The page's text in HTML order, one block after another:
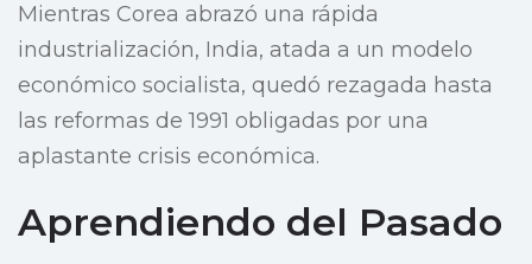
Mientras Corea abrazó una rápida
industrialización, India, atada a un modelo
económico socialista, quedó rezagada hasta
las reformas de 1991 obligadas por una
aplastante crisis económica.
Aprendiendo del Pasado